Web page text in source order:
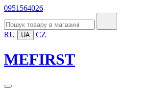
0951564026
RU UA CZ
MEFIRST